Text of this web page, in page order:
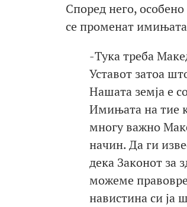
Според него,
се променат
-Тука треба
Уставот затоа
Нашата земја е
Имињата на тие
многу важно
начин. Да ги
дека Законот за
можеме
навистина си ја